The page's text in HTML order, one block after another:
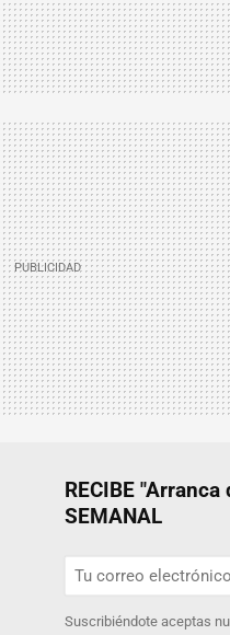
RECIBE
SEMANAL
Suscribiéndote aceptas